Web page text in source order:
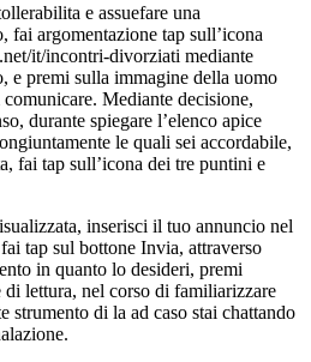
e assuefare una
fai argomentazione tap sull’icona
it/incontri-divorziati mediante
e premi sulla immagine della uomo
Mediante decisione,
durante spiegare l’elenco apice
le quali sei accordabile,
fai tap sull’icona dei tre puntini e
inserisci il tuo annuncio nel
tap sul bottone Invia, attraverso
in quanto lo desideri, premi
lettura, nel corso di familiarizzare
strumento di la ad caso stai chattando